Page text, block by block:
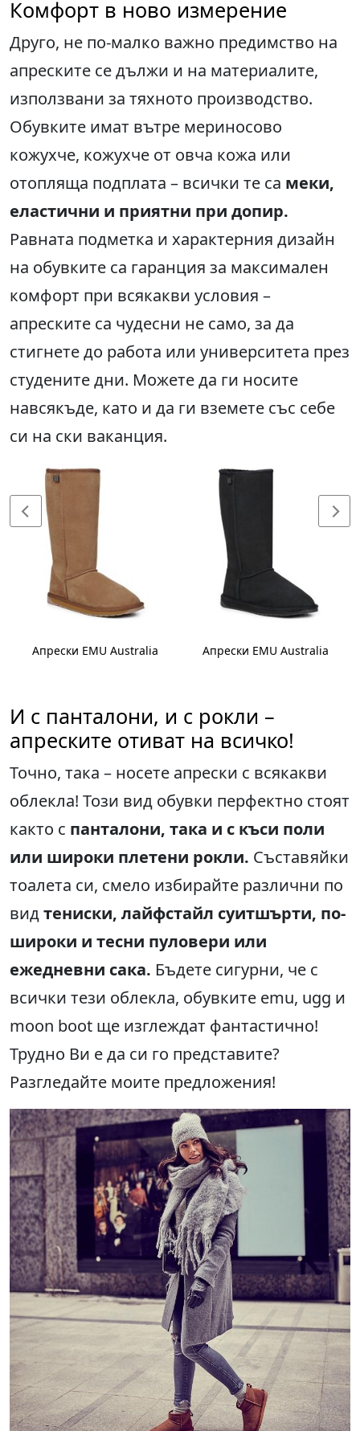
Комфорт в ново измерение
Друго, не по-малко важно предимство на
апреските се дължи и на материалите,
използвани за тяхното производство.
Обувките имат вътре мериносово
кожухче, кожухче от овча кожа или
отопляща подплата – всички те са меки,
еластични и приятни при допир.
Равната подметка и характерния дизайн
на обувките са гаранция за максимален
комфорт при всякакви условия –
апреските са чудесни не само, за да
стигнете до работа или университета през
студените дни. Можете да ги носите
навсякъде, като и да ги вземете със себе
си на ски ваканция.
Апрески EMU Australia Апрески EMU Australia
И с панталони, и с рокли –
апреските отиват на всичко!
Точно, така – носете апрески с всякакви
облекла! Този вид обувки перфектно стоят
както с панталони, така и с къси поли
или широки плетени рокли. Съставяйки
тоалета си, смело избирайте различни по
видтениски, лайфстайл суитшърти, по-
широки и тесни пуловери или
ежедневни сака. Бъдете сигурни, че с
всички тези облекла, обувките emu, ugg и
moon boot ще изглеждат фантастично!
Трудно Ви е да си го представите?
Разгледайте моите предложения!